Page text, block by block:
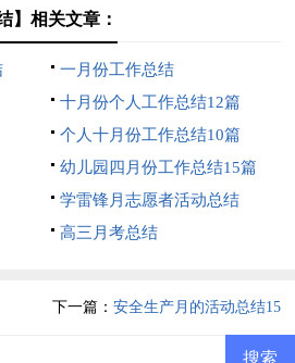
】相关文章：
一月份工作总结
十月份个人工作总结12篇
个人十月份工作总结10篇
幼儿园四月份工作总结15篇
学雷锋月志愿者活动总结
高三月考总结
下一篇： 安全生产月的活动总结15